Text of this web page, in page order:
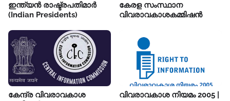
ഇന്ത്യൻ രാഷ്ട്രപതിമാർ
(Indian Presidents)
കേരള സംസ്ഥാന
വിവരാവകാശകമ്മിഷൻ
കേന്ദ്ര വിവരാവകാശ
വിവരാവകാശ നിയമം 2005 |